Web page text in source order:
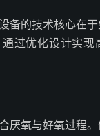
备的技术核心在于
过优化设计实现
厌氧与好氧过程